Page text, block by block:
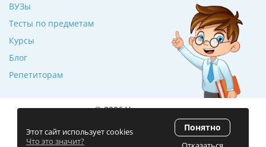
ВУЗы
Тесты по предметам
Курсы
Блог
Репетиторам
© 2026 Училкин.ru
Рейтинг 5.0
(120 отзывов)
Этот сайт использует cookies
Что это значит?
Понятно